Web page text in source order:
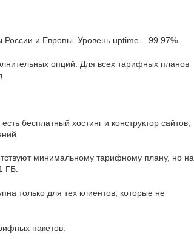
и Европы. Уровень uptime – 99.97%.
опций. Для всех тарифных планов
бесплатный хостинг и конструктор сайтов,
минимальному тарифному плану, но на
ГБ.
только для тех клиентов, которые не
пакетов: